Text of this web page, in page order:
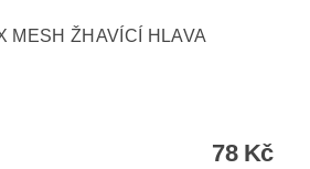
MESH ŽHAVÍCÍ HLAVA
78 Kč